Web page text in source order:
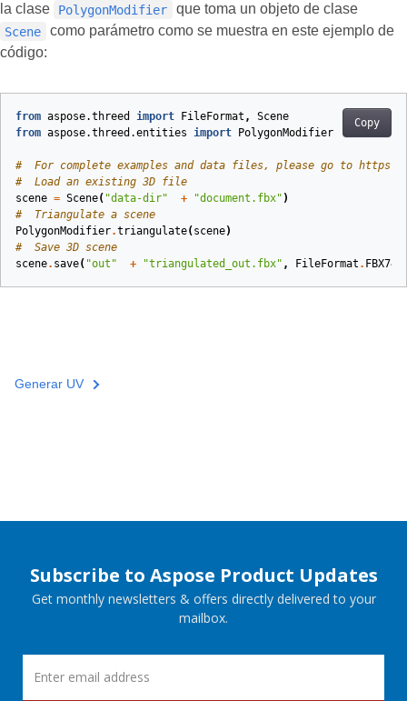
la clase
PolygonModifier que toma un objeto de clase
Scene
como parámetro como se muestra en este ejemplo de
código:
Copy
from aspose.threed import FileFormat ,
Scene
from aspose.threed.entities import PolygonModifier
#  For complete examples and data files, please go to https:#
#  Load an existing 3D file
scene = Scene( "data-dir" + "document.fbx" )
#  Triangulate a scene
PolygonModifier.triangulate( scene)
#  Save 3D scene
scene. save( "out" + "triangulated_out.fbx" , FileFormat .
Generar UV
Subscribe to Aspose Product Updates
Get monthly newsletters & offers directly delivered to your
mailbox.